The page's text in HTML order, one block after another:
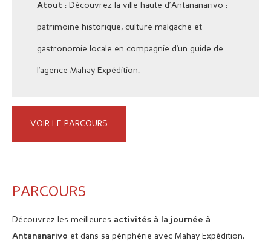
Atout : Découvrez la ville haute d’Antananarivo :
patrimoine historique, culture malgache et
gastronomie locale en compagnie d'un guide de
l'agence Mahay Expédition.
VOIR LE PARCOURS
PARCOURS
Découvrez les meilleures activités à la journée à
Antananarivo et dans sa périphérie avec Mahay Expédition.